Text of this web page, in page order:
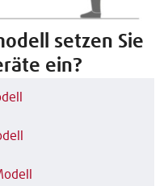
setzen Sie
ein?